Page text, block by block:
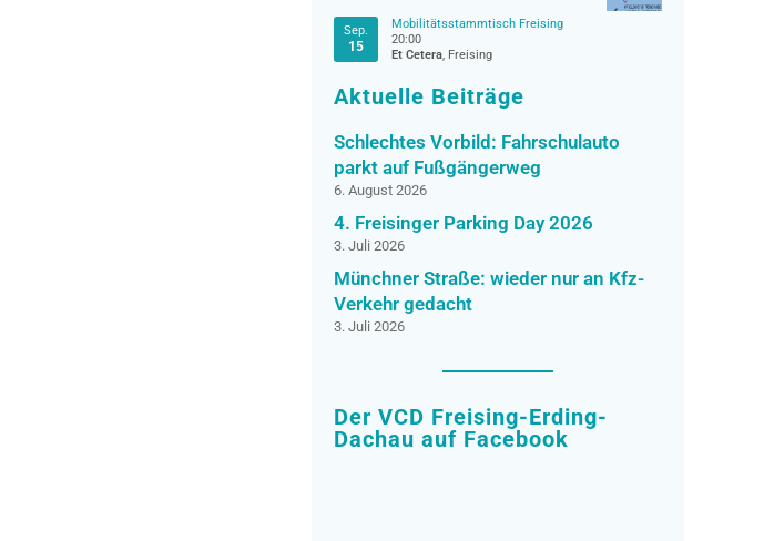
Sep.
15
Mobilitätsstammtisch Freising
20:00
Et Cetera, Freising
Aktuelle Beiträge
Schlechtes Vorbild: Fahrschulauto
parkt auf Fußgängerweg
6. August 2026
4. Freisinger Parking Day 2026
3. Juli 2026
Münchner Straße: wieder nur an Kfz-
Verkehr gedacht
3. Juli 2026
Der VCD Freising-Erding-
Dachau auf Facebook